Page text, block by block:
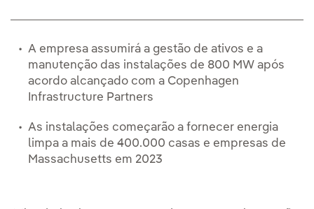
A empresa assumirá a gestão de ativos e a
manutenção das instalações de 800 MW após
acordo alcançado com a Copenhagen
Infrastructure Partners
As instalações começarão a fornecer energia
limpa a mais de 400.000 casas e empresas de
Massachusetts em 2023